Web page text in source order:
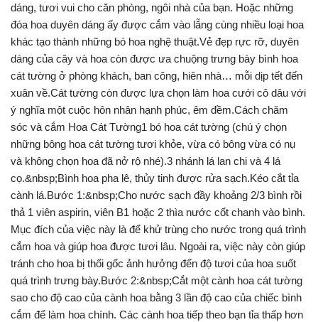
dáng, tươi vui cho căn phòng, ngôi nhà của bạn. Hoặc những
đóa hoa duyên dáng ấy được cắm vào lẵng cùng nhiều loại hoa
khác tạo thành những bó hoa nghệ thuật.Vẻ đẹp rực rỡ, duyên
dáng của cây và hoa còn được ưa chuộng trưng bày bình hoa
cát tường ở phòng khách, ban công, hiên nhà… mỗi dịp tết đến
xuân về.Cát tường còn được lựa chọn làm hoa cưới cô dâu với
ý nghĩa một cuộc hôn nhân hạnh phúc, êm đềm.Cách chăm
sóc và cắm Hoa Cát Tường1 bó hoa cát tường (chú ý chọn
những bông hoa cát tường tươi khỏe, vừa có bông vừa có nụ
và không chọn hoa đã nở rộ nhé).3 nhánh lá lan chi và 4 lá
cọ.&nbsp;Bình hoa pha lê, thủy tinh được rửa sạch.Kéo cắt tỉa
cành lá.Bước 1:&nbsp;Cho nước sạch đầy khoảng 2/3 bình rồi
thả 1 viên aspirin, viên B1 hoặc 2 thìa nước cốt chanh vào bình.
Mục đích của việc này là để khử trùng cho nước trong quá trình
cắm hoa và giúp hoa được tươi lâu. Ngoài ra, việc này còn giúp
tránh cho hoa bị thối gốc ảnh hưởng đến độ tươi của hoa suốt
quá trình trưng bày.Bước 2:&nbsp;Cắt một cành hoa cát tường
sao cho độ cao của cành hoa bằng 3 lần độ cao của chiếc bình
cắm để làm hoa chính. Các cành hoa tiếp theo bạn tỉa thấp hơn